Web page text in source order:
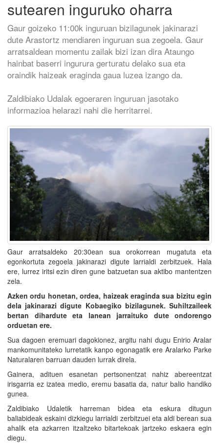
sutearen inguruko oharra
Gaur goizeko 11:00k inguruan bizilagunek jakinarazi
dute Arastortz mendiaren inguruan sua zegoela. Gaur
arratsaldean momentu zailak bizi izan dira Ataungo
hainbat baserri ingurura gerturatu delako sua eta
oraindik haizeak eraginda gaua luzea izango da.
Zaldibiako Udalak egoeraren inguruan jasotako
informazioa helarazi nahi die herritarrei.
Gaur arratsaldeko 20:30ean sua orokorrean mugatuta eta
egonkortuta zegoela jakinarazi digute larrialdi zerbitzuek. Hala
ere, lurrez iritsi ezin diren gune batzuetan sua aktibo mantentzen
zela.
Azken ordu honetan, ordea, haizeak eraginda sua bizitu egin
dela jakinarazi digute Kobaegiko bizilagunek. Suhiltzaileek
bertan dihardute eta lanean jarraituko dute ondorengo
orduetan ere.
Sua dagoen eremuari dagokionez, argitu nahi dugu Enirio Aralar
mankomunitateko lurretatik kanpo egonagatik ere Aralarko Parke
Naturalaren barruan dauden lurrak direla.
Gainera, adituen esanetan pertsonentzat nahiz abereentzat
irisgarria ez izatea medio, eremu basatia da, natur balio handiko
gunea.
Zaldibiako Udaletik harreman bidea eta eskura ditugun
baliabideak eskaini dizkiegu larrialdi zerbitzuei eta aldi berean sua
ahalik eta azkarren itzaltzeko bitartekoak jartzeko eskaera egin
diegu.